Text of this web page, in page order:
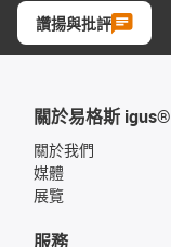
讚揚與批評
關於易格斯 igus®
關於我們
媒體
展覽
服務